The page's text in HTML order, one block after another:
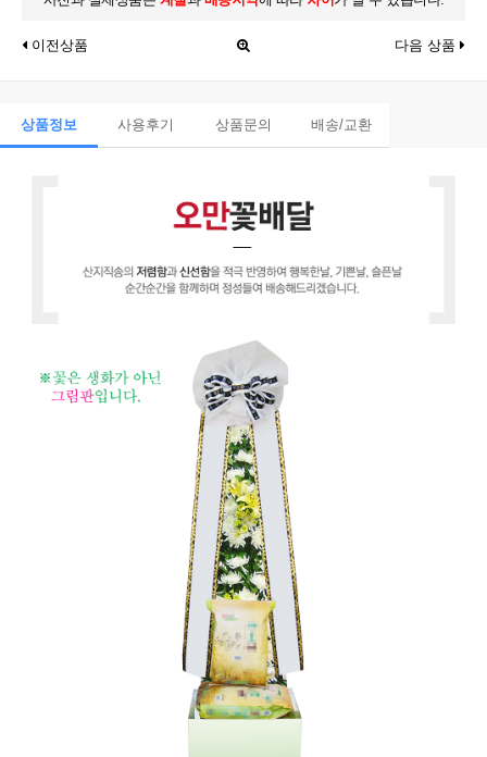
이전상품 다음 상품
상품정보 사용후기 상품문의 배송/교환